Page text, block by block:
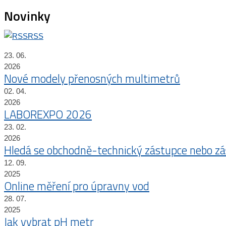
Novinky
RSS
23. 06.
2026
Nové modely přenosných multimetrů
02. 04.
2026
LABOREXPO 2026
23. 02.
2026
Hledá se obchodně-technický zástupce nebo
12. 09.
2025
Online měření pro úpravny vod
28. 07.
2025
Jak vybrat pH metr